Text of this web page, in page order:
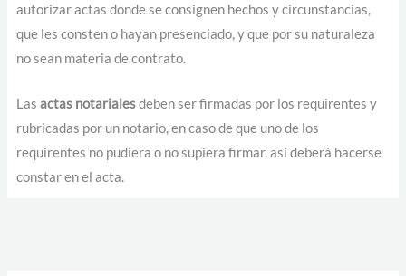
autorizar actas donde se consignen hechos y circunstancias,
que les consten o hayan presenciado, y que por su naturaleza
no sean materia de contrato.
Las actas notarialesdeben ser firmadas por los requirentes y
rubricadas por un notario, en caso de que uno de los
requirentes no pudiera o no supiera firmar, así deberá hacerse
constar en el acta.